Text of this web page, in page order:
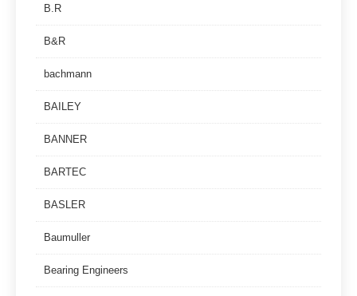
B.R
B&R
bachmann
BAILEY
BANNER
BARTEC
BASLER
Baumuller
Bearing Engineers